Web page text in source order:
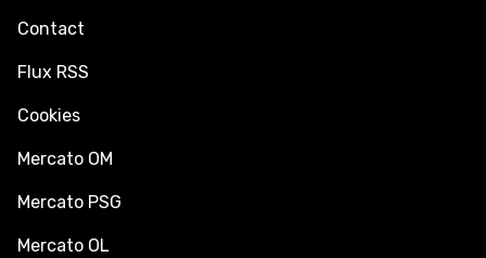
Contact
Flux RSS
Cookies
Mercato OM
Mercato PSG
Mercato OL